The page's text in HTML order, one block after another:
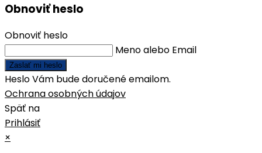
Obnoviť heslo
Obnoviť heslo
Meno alebo Email
Zaslať mi heslo
Heslo Vám bude doručené emailom.
Ochrana osobných údajov
Späť na
Prihlásiť
×